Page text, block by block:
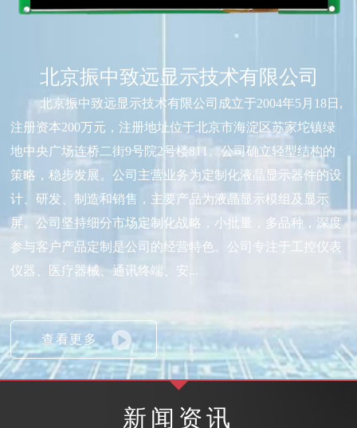
北京振中致远显示技术有限公司
北京振中致远显示技术有限公司成立于2004年5月18日,
注册资本200万元，注册地址位于北京市海淀区苏家坨镇绿
地中央广场连桥二街9号院2号楼811。公司确立轻型结构的
策略，稳步发展。公司主营业务为定制化液晶显示器件的设
计、研发、制造和销售，主要产品为液晶显示模组及显示
屏。公司坚持细分市场定制化战略，小批量，多品种，深度
参与客户产品定制是公司的经营特色。公司专注于工控仪表
仪器、医疗器械、通讯终端、安...
查看更多
新闻资讯